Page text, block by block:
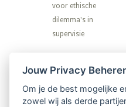
voor ethische
dilemma's in
supervisie
Nieuwsbrief
Ontvang 10 x per jaar
Jouw Privacy
Om je de best mogelijke
zowel wij als derde